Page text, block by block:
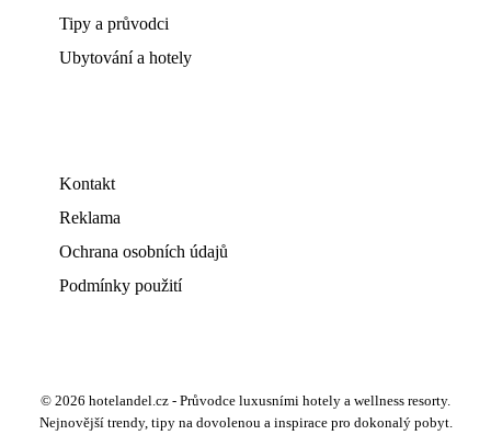
Tipy a průvodci
Ubytování a hotely
Kontakt
Reklama
Ochrana osobních údajů
Podmínky použití
© 2026 hotelandel.cz - Průvodce luxusními hotely a wellness resorty.
Nejnovější trendy, tipy na dovolenou a inspirace pro dokonalý pobyt.